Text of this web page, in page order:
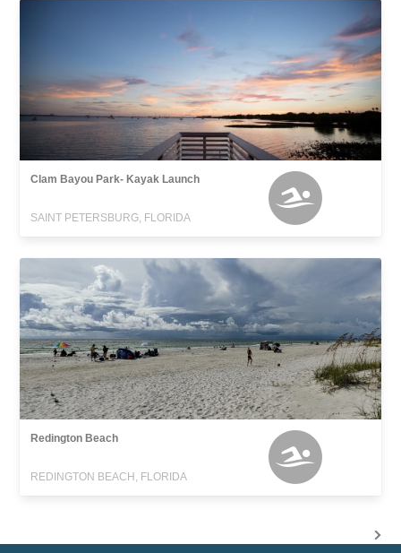
Clam Bayou Park- Kayak Launch
SAINT PETERSBURG, FLORIDA
Redington Beach
REDINGTON BEACH, FLORIDA